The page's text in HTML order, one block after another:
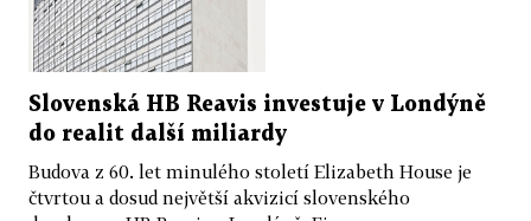
Slovenská HB Reavis investuje v Londýně
do realit další miliardy
Budova z 60. let minulého století Elizabeth House je
čtvrtou a dosud největší akvizicí slovenského